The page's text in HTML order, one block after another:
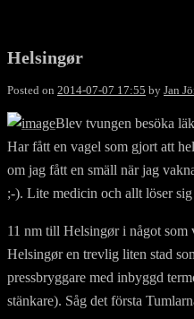
Helsingør
Posted on 2014-07-07 17:55 by Jan
Blev tvungen besöka
Har fått en vagel som gjort att
om jag fått en smäll när jag
;-). Lite medicin och allt löser sig
11 nm till Helsingør i något
Helsingør en trevlig liten stad
pressbryggare med inbyggd
stänkare). Såg det första